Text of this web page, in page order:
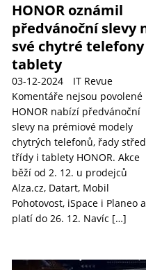
HONOR oznámil
předvánoční slevy
své chytré telefony
tablety
03-12-2024
IT Revue
Komentáře nejsou povolené
HONOR nabízí předvánoční
slevy na prémiové modely
chytrých telefonů, řady
třídy i tablety HONOR. Akce
běží od 2. 12. u prodejců
Alza.cz, Datart, Mobil
Pohotovost, iSpace i Planeo a
platí do 26. 12. Navíc […]